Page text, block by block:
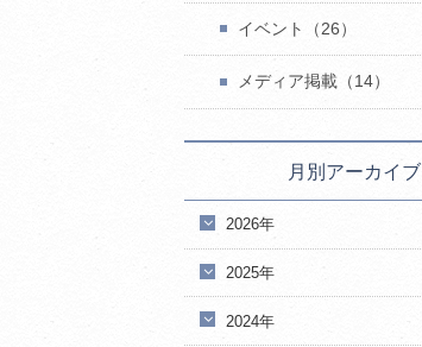
イベント（26）
メディア掲載（14）
月別アーカイブ
2026年
2025年
2024年